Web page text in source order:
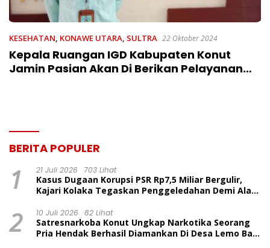
KESEHATAN, KONAWE UTARA, SULTRA 22 Oktober 2024
Kepala Ruangan IGD Kabupaten Konut
Jamin Pasian Akan Di Berikan Pelayanan
BERITA POPULER
1 21 Juli 2026 703 Lihat
Kasus Dugaan Korupsi PSR Rp7,5 Miliar Bergulir,
Kajari Kolaka Tegaskan Penggeledahan Demi Alat
2 10 Juli 2026 82 Lihat
Satresnarkoba Konut Ungkap Narkotika Seorang
Pria Hendak Berhasil Diamankan Di Desa Lemo Bajo